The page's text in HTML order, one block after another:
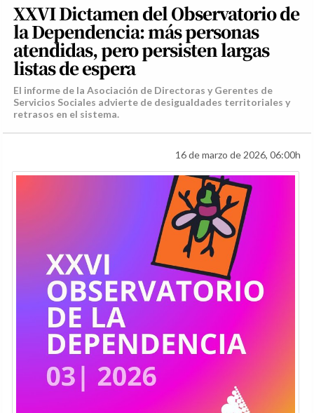
XXVI Dictamen del Observatorio de
la Dependencia: más personas
atendidas, pero persisten largas
listas de espera
El informe de la Asociación de Directoras y Gerentes de
Servicios Sociales advierte de desigualdades territoriales y
retrasos en el sistema.
16 de marzo de 2026, 06:00h